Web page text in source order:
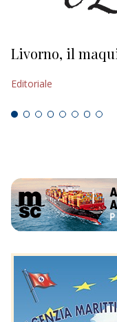
Livorno, il
Editoriale